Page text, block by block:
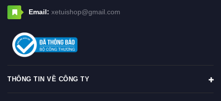
Email: xetuishop@gmail.com
THÔNG TIN VỀ CÔNG TY